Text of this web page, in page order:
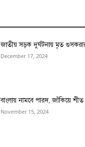
জাতীয় সড়ক দুর্ঘটনায় মৃত
December 17, 2024
বাংলায় নামবে পারদ, জাঁকিয়ে
November 15, 2024